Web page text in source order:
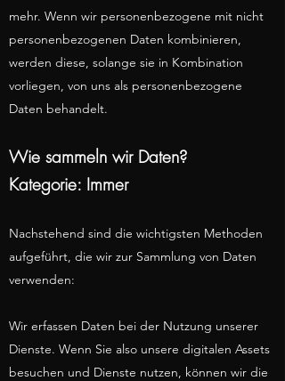
mehr. Wenn wir personenbezogene mit nicht
personenbezogenen Daten kombinieren,
werden diese, solange sie in Kombination
vorliegen, von uns als personenbezogene
Daten behandelt.
Wie sammeln wir Daten?
Kategorie: Immer
Nachstehend sind die wichtigsten Methoden
aufgeführt, die wir zur Sammlung von Daten
verwenden:
Wir erfassen Daten bei der Nutzung unserer
Dienste. Wenn Sie also unsere digitalen Assets
besuchen und Dienste nutzen, können wir die